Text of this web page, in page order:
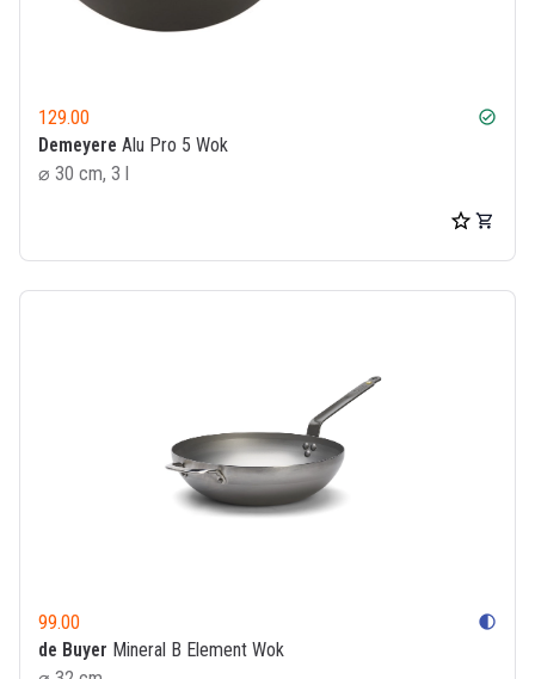
129.00 check_circle
Demeyere Alu Pro 5 Wok
⌀ 30 cm, 3 l
99.00 contrast
de Buyer Mineral B Element Wok